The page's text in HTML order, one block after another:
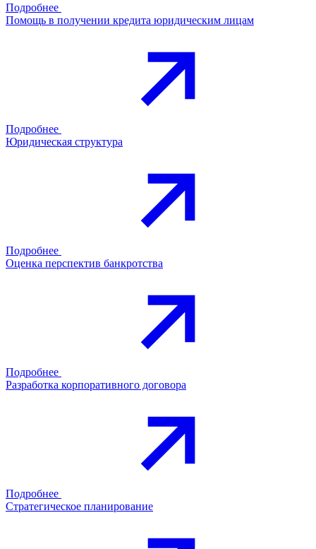
Подробнее
Помощь в получении кредита юридическим лицам
Подробнее
Юридическая структура
Подробнее
Оценка перспектив банкротства
Подробнее
Разработка корпоративного договора
Подробнее
Стратегическое планирование